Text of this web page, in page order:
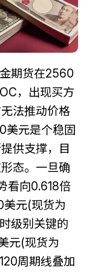
期货在2560
，出现买方
法推动价格
美元是个稳固
供支撑，目
态。一旦确
看向0.618倍
元(现货为
级别关键的
元(现货为
周期线叠加